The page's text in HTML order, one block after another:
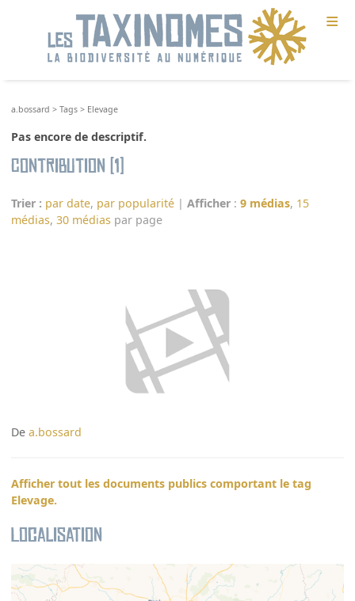
≡
a.bossard >Tags > Elevage
Pas encore de descriptif.
Contribution (1)
Trier : par date, par popularité |Afficher :9 médias, 15
médias,30 médias par page
Dea.bossard
Afficher tout les documents publics comportant le tag
Elevage.
Localisation